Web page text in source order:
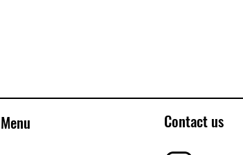
Menu Contact us